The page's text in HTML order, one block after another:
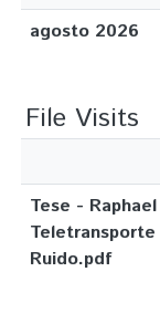
agosto 2026
File Visits
Tese -
Ruido.pdf